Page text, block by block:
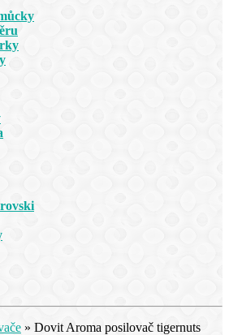
» Dovit Aroma posilovač tigernuts